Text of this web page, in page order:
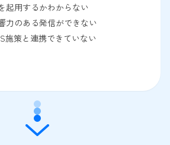
起用するかわからない
力のある発信ができない
施策と連携できていない